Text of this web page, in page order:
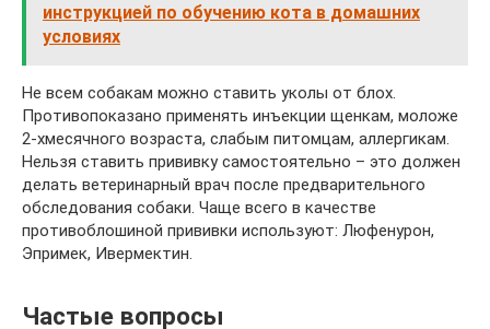
инструкцией по обучению кота в домашних
условиях
Не всем собакам можно ставить уколы от блох.
Противопоказано применять инъекции щенкам, моложе
2-хмесячного возраста, слабым питомцам, аллергикам.
Нельзя ставить прививку самостоятельно – это должен
делать ветеринарный врач после предварительного
обследования собаки. Чаще всего в качестве
противоблошиной прививки используют: Люфенурон,
Эпримек, Ивермектин.
Частые вопросы